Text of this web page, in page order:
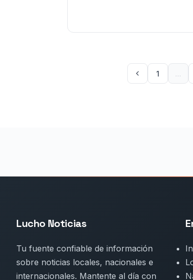
1 ...
Lucho Noticias
Tu fuente confiable de información
sobre noticias locales, nacionales e
internacionales. Mantente al día con